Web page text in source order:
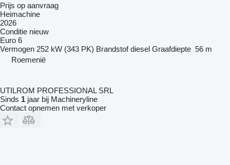
Prijs op aanvraag
Heimachine
2026
Conditie nieuw
Euro 6
Vermogen 252 kW (343 PK) Brandstof diesel Graafdiepte 56 m
Roemenië
UTILROM PROFESSIONAL SRL
Sinds 1 jaar bij Machineryline
Contact opnemen met verkoper